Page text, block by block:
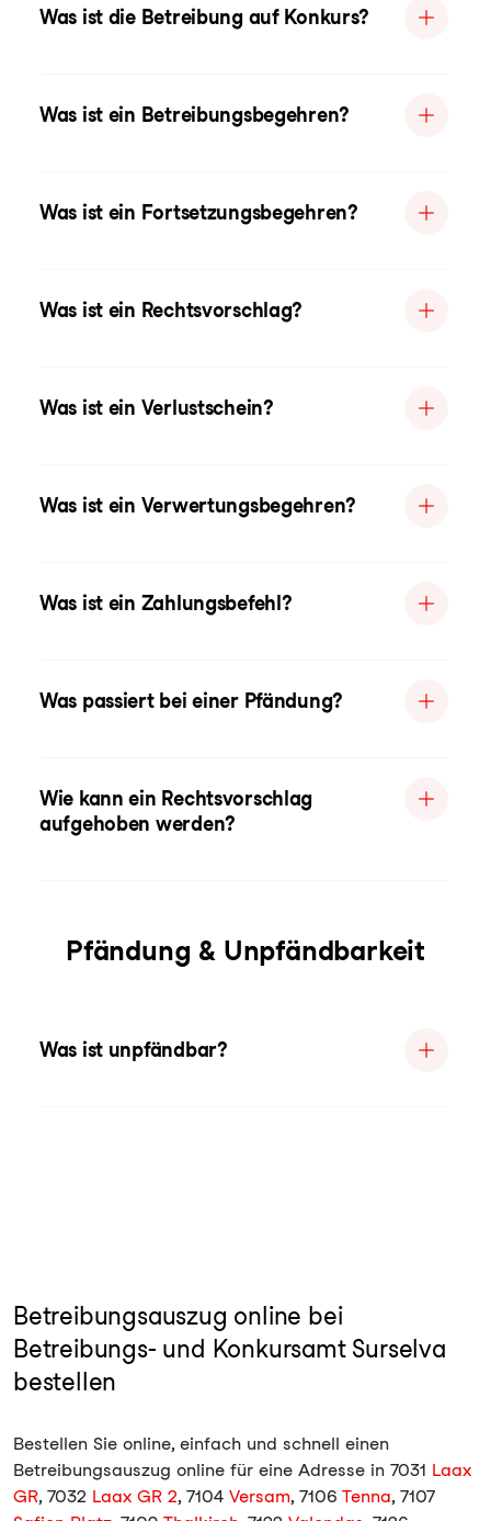
Was ist die Betreibung auf Konkurs?
Was ist ein Betreibungsbegehren?
Was ist ein Fortsetzungsbegehren?
Was ist ein Rechtsvorschlag?
Was ist ein Verlustschein?
Was ist ein Verwertungsbegehren?
Was ist ein Zahlungsbefehl?
Was passiert bei einer Pfändung?
Wie kann ein Rechtsvorschlag
aufgehoben werden?
Pfändung & Unpfändbarkeit
Was ist unpfändbar?
Betreibungsauszug online bei
Betreibungs- und Konkursamt Surselva
bestellen
Bestellen Sie online, einfach und schnell einen
Betreibungsauszug online für eine Adresse in 7031 Laax
GR, 7032 Laax GR 2, 7104 Versam, 7106 Tenna, 7107